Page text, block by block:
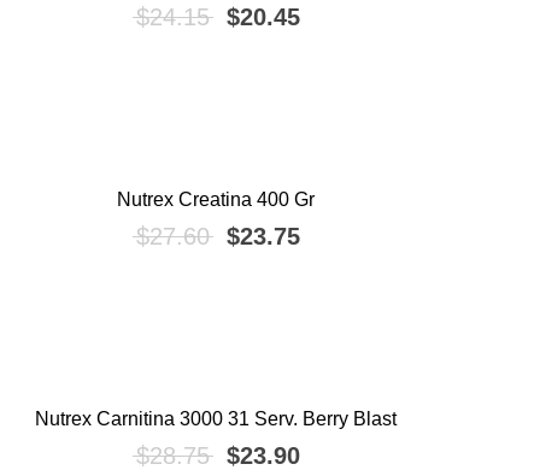
$24.15 El precio original era: $24.15.
$20.45El precio actual es:
Nutrex Creatina 400 Gr
$27.60 El precio original era: $27.60.
$23.75El precio actual es:
Nutrex Carnitina 3000 31 Serv. Berry Blast
$28.75 El precio original era: $28.75.
$23.90El precio actual es: